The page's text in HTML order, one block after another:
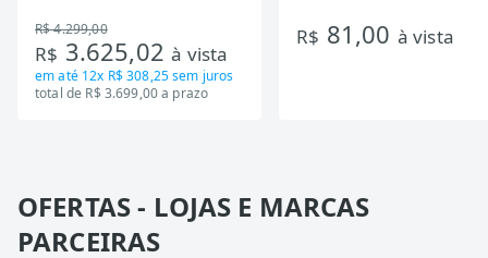
Tecnologia Inverter, Branco,
Bivolt
R$ 4.299,00
R$ 3.625,02à vista
em até 12x R$ 308,25sem juros
total de R$ 3.699,00 a prazo
R$ 81,00 à vista
OFERTAS - LOJAS E MARCAS
PARCEIRAS